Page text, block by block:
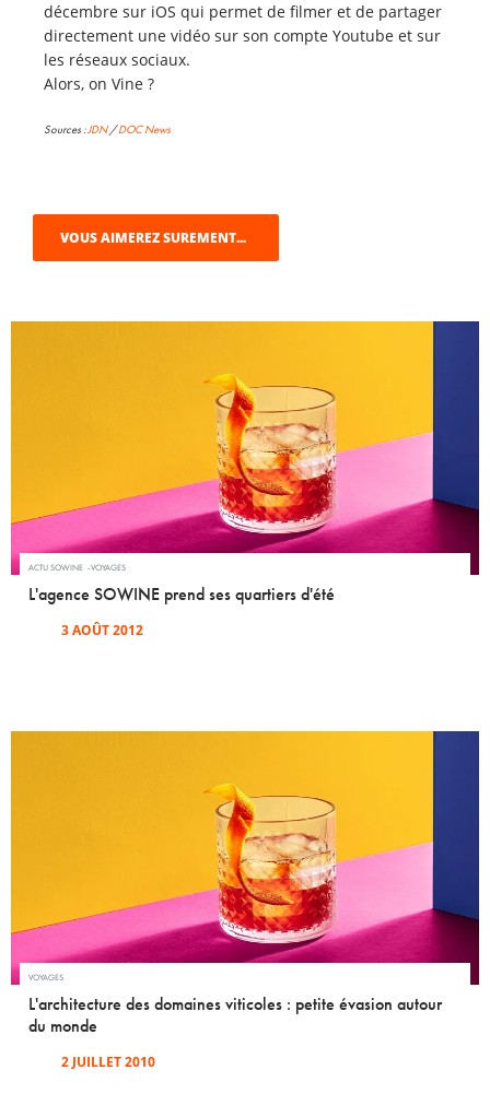
décembre sur iOS qui permet de filmer et de partager
directement une vidéo sur son compte Youtube et sur
les réseaux sociaux.
Alors, on Vine ?
Sources :JDN/DOC News
VOUS AIMEREZ SUREMENT...
ACTU SOWINE VOYAGES
L'agence SOWINE prend ses quartiers d'été
3 AOÛT 2012
VOYAGES
L'architecture des domaines viticoles : petite évasion autour
du monde
2 JUILLET 2010